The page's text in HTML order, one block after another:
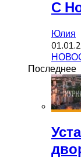
С
Юлия
Последнее